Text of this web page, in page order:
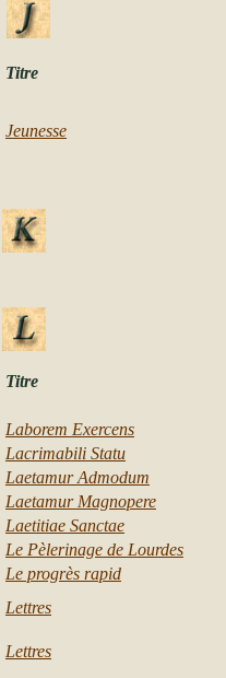
Titre
Jeunesse
Titre
Laborem Exercens
Lacrimabili Statu
Laetamur Admodum
Laetamur Magnopere
Laetitiae Sanctae
Le Pèlerinage de Lourdes
Le progrès rapid
Lettres
Lettres